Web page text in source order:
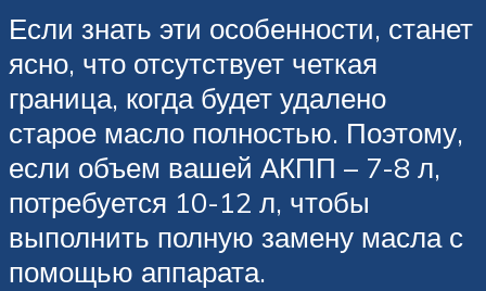
Если знать эти особенности, станет
ясно, что отсутствует четкая
граница, когда будет удалено
старое масло полностью. Поэтому,
если объем вашей АКПП – 7-8 л,
потребуется 10-12 л, чтобы
выполнить полную замену масла с
помощью аппарата.